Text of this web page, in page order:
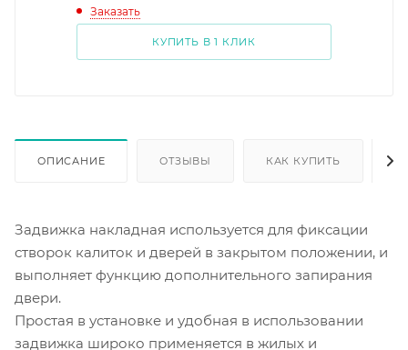
Заказать
КУПИТЬ В 1 КЛИК
ОПИСАНИЕ ОТЗЫВЫ КАК КУПИТЬ
Задвижка накладная используется для фиксации
створок калиток и дверей в закрытом положении, и
выполняет функцию дополнительного запирания
двери.
Простая в установке и удобная в использовании
задвижка широко применяется в жилых и